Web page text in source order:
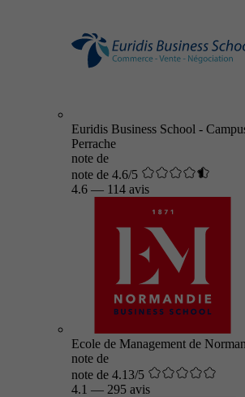
Euridis Business School -
Perrache
note de
note de 4.6/5
4.6 — 114 avis
Ecole de Management de
note de
note de 4.13/5
4.1 — 295 avis